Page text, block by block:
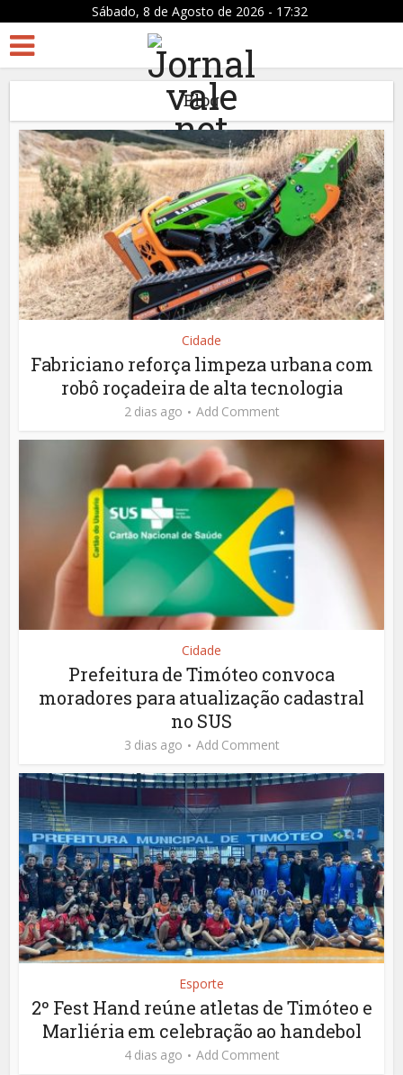
Sábado, 8 de Agosto de 2026 - 17:32
Blog
Cidade
Fabriciano reforça limpeza urbana com
robô roçadeira de alta tecnologia
2 dias ago Add Comment
Cidade
Prefeitura de Timóteo convoca
moradores para atualização cadastral
no SUS
3 dias ago Add Comment
Esporte
2º Fest Hand reúne atletas de Timóteo e
Marliéria em celebração ao handebol
4 dias ago Add Comment